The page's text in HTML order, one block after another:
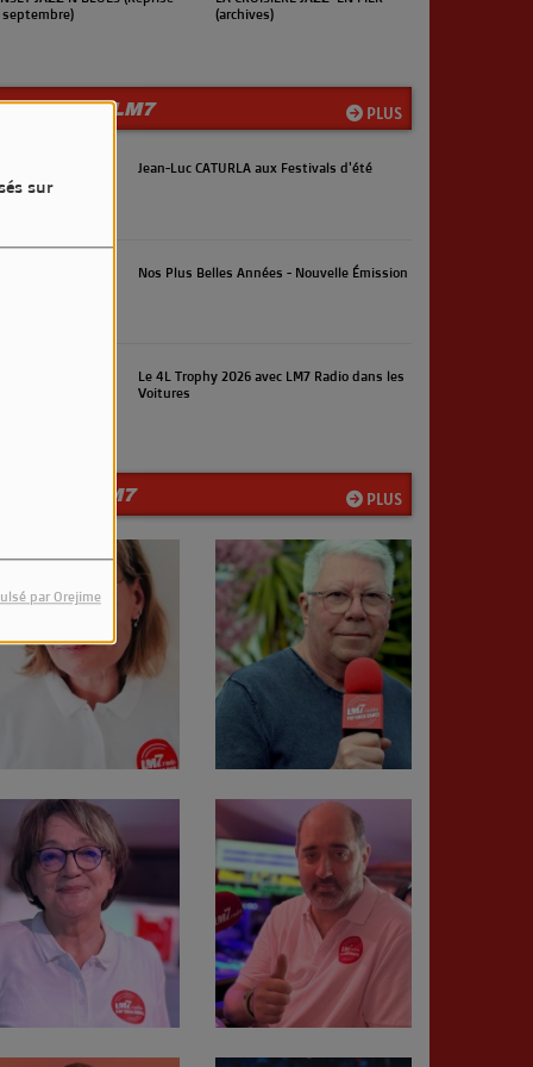
sur
par Orejime
(Reprise en septembre)
PLUS
INFOS LM7
Jean-Luc CATURLA aux Festivals d'été
Nos Plus Belles Années - Nouvelle Émission
Le 4L Trophy 2026 avec LM7 Radio dans les
Voitures
PLUS
LA TEAM LM7